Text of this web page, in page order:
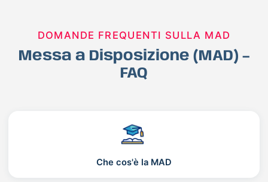
DOMANDE FREQUENTI SULLA MAD
Messa a Disposizione (MAD) –
FAQ
Che cos'è la MAD